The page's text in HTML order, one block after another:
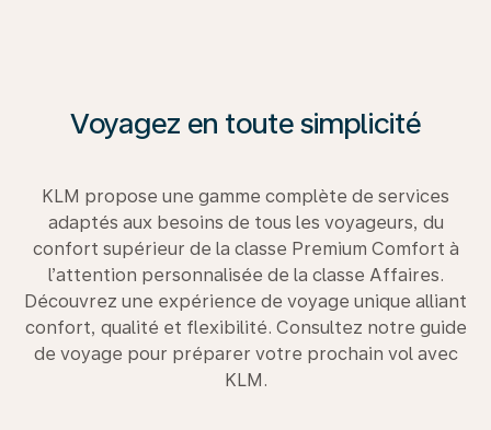
Voyagez en toute simplicité
KLM propose une gamme complète de services
adaptés aux besoins de tous les voyageurs, du
confort supérieur de la classe Premium Comfort à
l’attention personnalisée de la classe Affaires.
Découvrez une expérience de voyage unique alliant
confort, qualité et flexibilité. Consultez notre guide
de voyage pour préparer votre prochain vol avec
KLM.